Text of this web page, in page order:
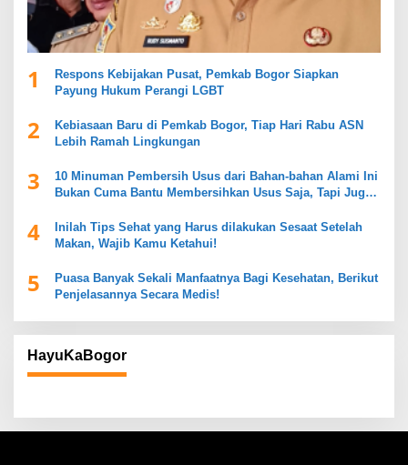
1
Respons Kebijakan Pusat, Pemkab Bogor Siapkan
Payung Hukum Perangi LGBT
2
Kebiasaan Baru di Pemkab Bogor, Tiap Hari Rabu ASN
Lebih Ramah Lingkungan
3
10 Minuman Pembersih Usus dari Bahan-bahan Alami Ini
Bukan Cuma Bantu Membersihkan Usus Saja, Tapi Juga
4
Inilah Tips Sehat yang Harus dilakukan Sesaat Setelah
Makan, Wajib Kamu Ketahui!
5
Puasa Banyak Sekali Manfaatnya Bagi Kesehatan, Berikut
Penjelasannya Secara Medis!
HayuKaBogor